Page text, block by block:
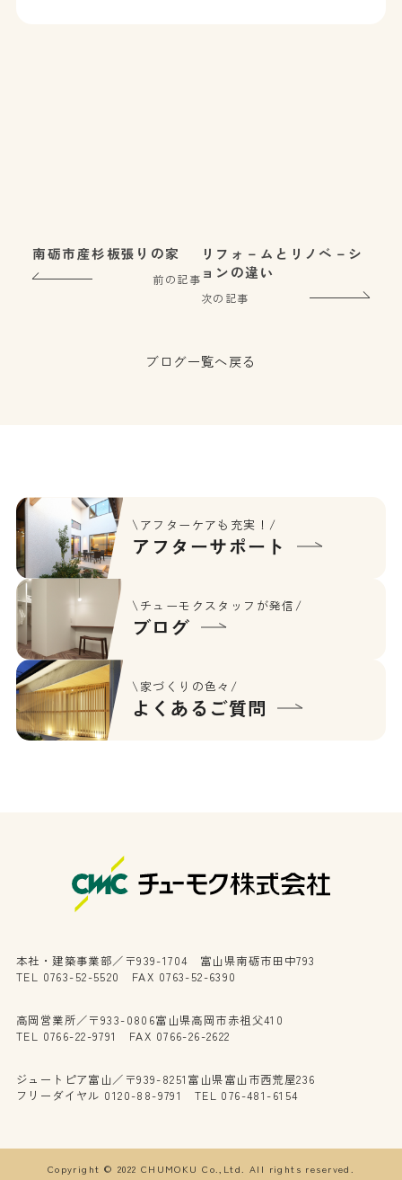
南砺市産杉板張りの家
前の記事
リフォ－ムとリノベ－シ
ョンの違い
次の記事
ブログ一覧へ戻る
\アフターケアも充実！/
アフターサポート
\チューモクスタッフが発信/
ブログ
\家づくりの色々/
よくあるご質問
本社・建築事業部／〒939-1704 富山県南砺市田中793
TEL 0763-52-5520 FAX 0763-52-6390
高岡営業所／〒933-0806富山県高岡市赤祖父410
TEL 0766-22-9791 FAX 0766-26-2622
ジュートピア富山／〒939-8251富山県富山市西荒屋236
フリーダイヤル 0120-88-9791 TEL 076-481-6154
Copyright © 2022 CHUMOKU Co.,Ltd. All rights reserved.